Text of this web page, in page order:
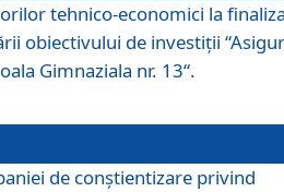
tehnico-economici la
obiectivului de investiții
Gimnaziala nr. 13“.
de conștientizare privind